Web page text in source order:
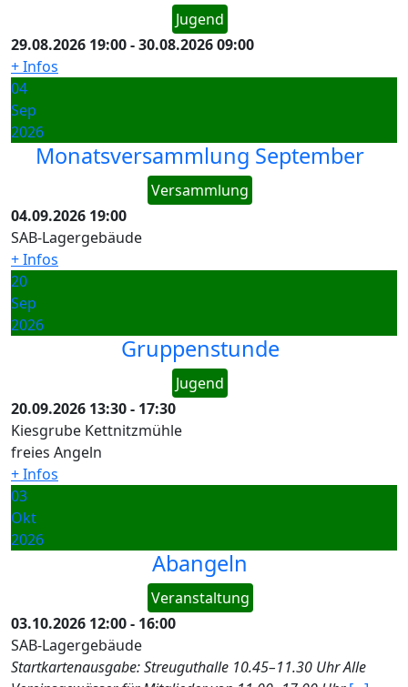
Jugend
29.08.2026 19:00-30.08.202609:00
+ Infos
04
Sep
2026
Monatsversammlung September
Versammlung
04.09.2026 19:00
SAB-Lagergebäude
+ Infos
20
Sep
2026
Gruppenstunde
Jugend
20.09.2026 13:30- 17:30
Kiesgrube Kettnitzmühle
freies Angeln
+ Infos
03
Okt
2026
Abangeln
Veranstaltung
03.10.2026 12:00- 16:00
SAB-Lagergebäude
Startkartenausgabe: Streuguthalle 10.45–11.30 Uhr Alle